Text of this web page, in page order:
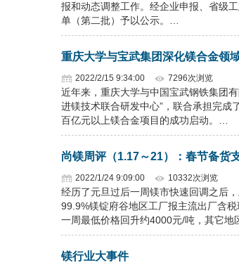
报和动态调整工作。经企业申报、省级
单（第二批）予以公示。…
重庆大学与宝武集团深化镁合金领
2022/2/15 9:34:00 7296次浏览
近年来，重庆大学与中国宝武钢铁集团
进镁技术联合研发中心”，联合承担完成
百亿元以上镁合金项目的成功启动。…
尚镁周评（1.17～21）：春节备货
2022/1/24 9:09:00 10332次浏览
经历了元旦过后一周镁市快速回调之后
99.9%镁锭府谷地区工厂报主流出厂含
一周最低价格回升约4000元/吨，其它地
镁行业大事件